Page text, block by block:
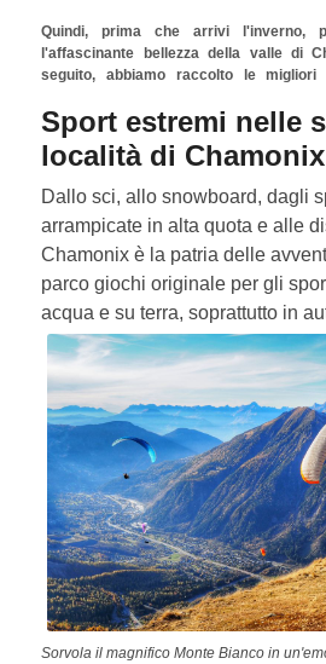
esploratori, famiglie o amanti di sport
sicuramente la loro attività preferita
ottobre e durante tutta la stagione
Quindi, prima che arrivi l'inverno,
l'affascinante bellezza della valle di
seguito, abbiamo raccolto le
Sport estremi nelle
località di Chamonix
Dallo sci, allo snowboard, dagli
arrampicate in alta quota e alle
Chamonix è la patria delle
parco giochi originale per gli
acqua e su terra, soprattutto in
Sorvola il magnifico Monte Bianco in